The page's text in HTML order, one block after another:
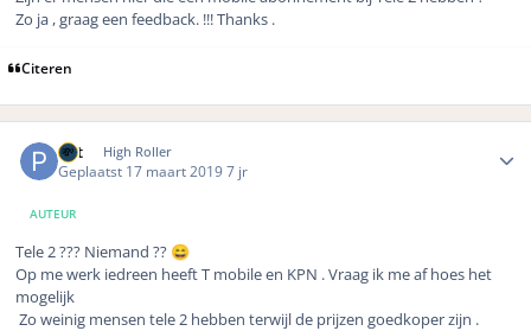
Zo ja , graag een feedback. !!! Thanks .
Citeren
Pat High Roller
Geplaatst 17 maart 20197 jr
AUTEUR
Tele 2 ??? Niemand ?? 😄
Op me werk iedreen heeft T mobile en KPN . Vraag ik me af hoes het
mogelijk
Zo weinig mensen tele 2 hebben terwijl de prijzen goedkoper zijn .